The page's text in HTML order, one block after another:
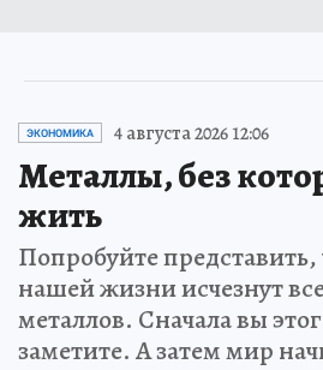
ЭКОНОМИКА 4 августа 2026 12:06
Металлы, без
жить
Попробуйте
нашей жизни исчезнут
металлов. Сначала вы
заметите. А затем мир